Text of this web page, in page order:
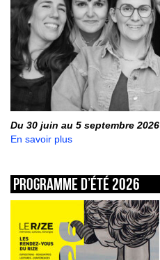
Du 30 juin au 5 septembre 2026
En savoir plus
Programme d’été 2026